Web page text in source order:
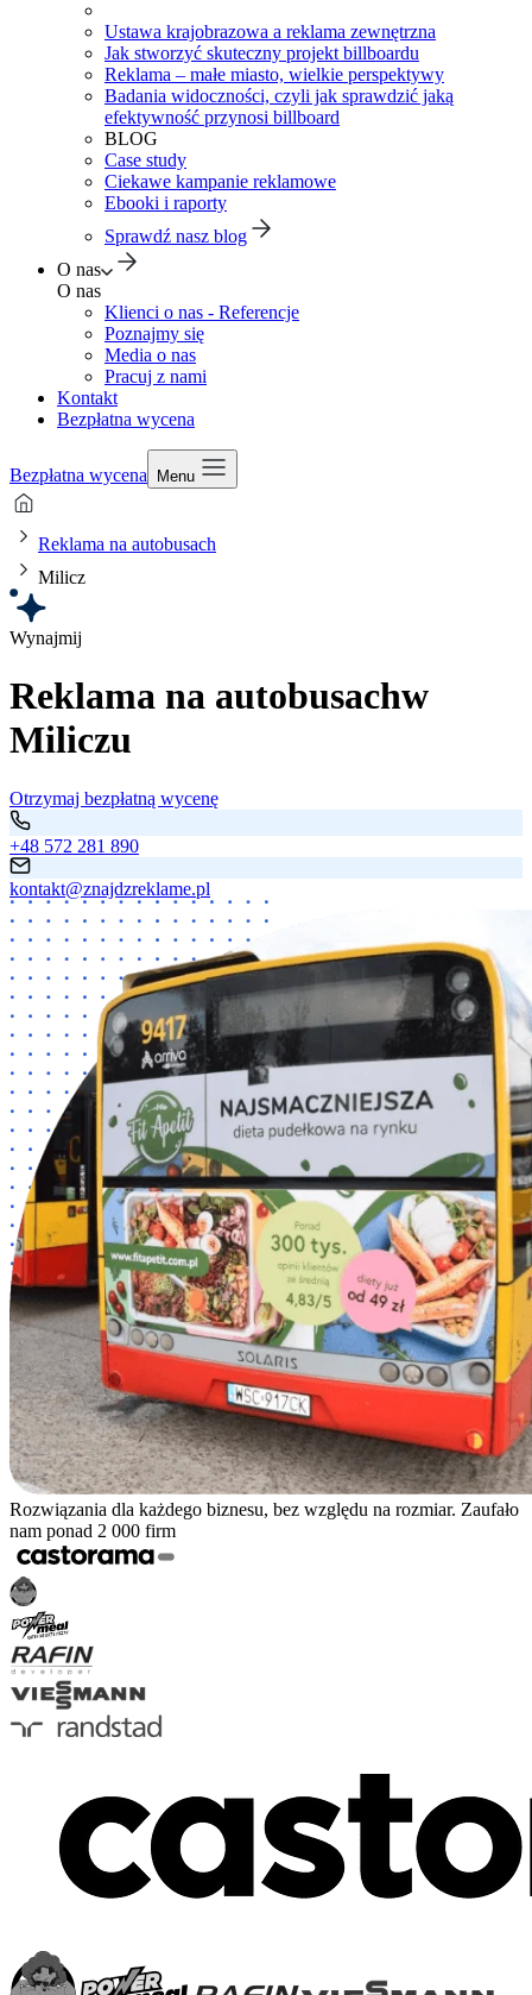
Ustawa krajobrazowa a reklama zewnętrzna
Jak stworzyć skuteczny projekt billboardu
Reklama – małe miasto, wielkie perspektywy
Badania widoczności, czyli jak sprawdzić jaką
efektywność przynosi billboard
BLOG
Case study
Ciekawe kampanie reklamowe
Ebooki i raporty
Sprawdź nasz blog
O nas
O nas
Klienci o nas - Referencje
Poznajmy się
Media o nas
Pracuj z nami
Kontakt
Bezpłatna wycena
Bezpłatna wycena Menu
Reklama na autobusach
Milicz
Wynajmij
Reklama na autobusachw
Miliczu
Otrzymaj bezpłatną wycenę
+48 572 281 890
kontakt@znajdzreklame.pl
Rozwiązania dla każdego biznesu, bez względu na rozmiar. Zaufało
nam ponad 2 000 firm